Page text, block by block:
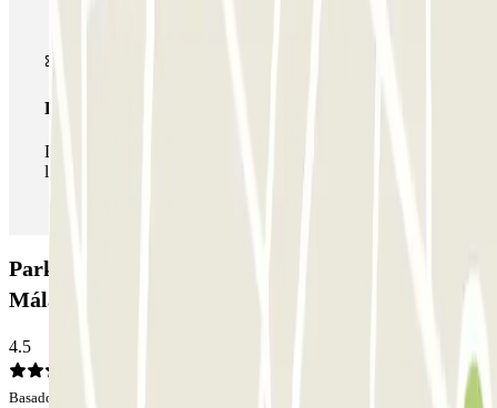
Pase ilimitado
Durante tu estancia podrás entrar y salir del parking todas
las veces que quieras.
Parking Pedrocar Park & Walk - Aeropuerto
Málaga: Opiniones
4.5
Basado en 19 opiniones